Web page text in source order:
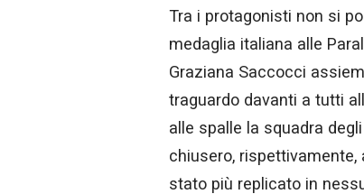
Tra i protagonisti non si
medaglia italiana alle
Graziana Saccocci
traguardo davanti a tutti
alle spalle la squadra
chiusero,
stato più replicato in